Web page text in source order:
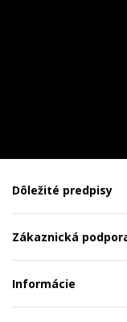
Dôležité predpisy
Zákaznická
Informácie